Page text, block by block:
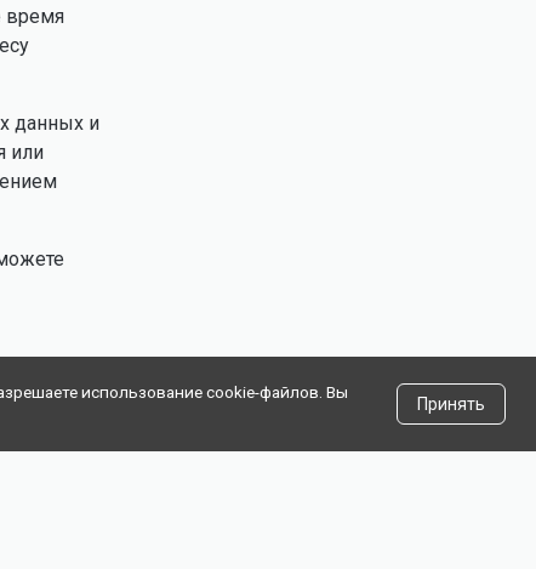
время
данных и
или
использование cookie-файлов. Вы
Принять